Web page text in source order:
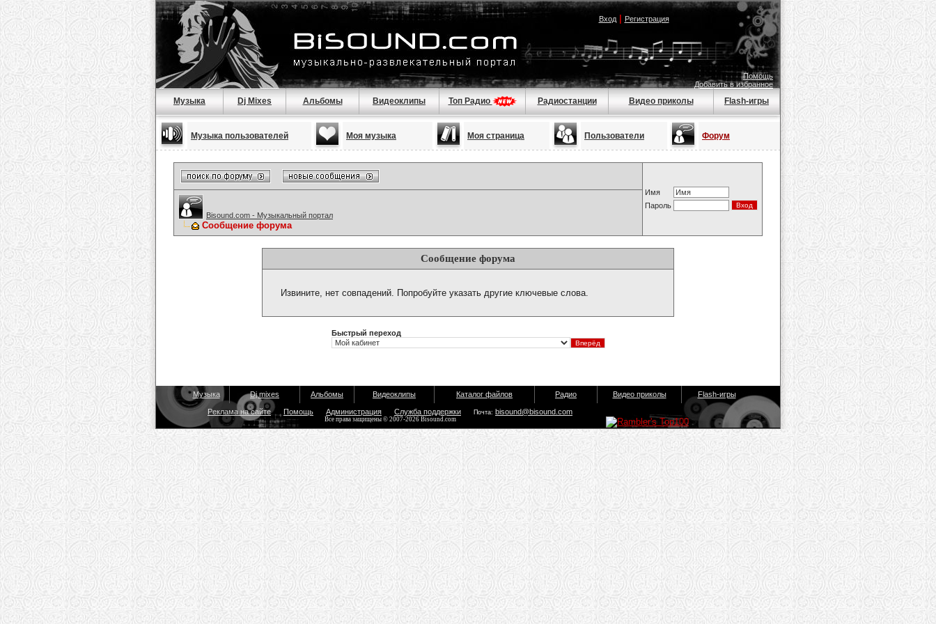
Вход| Регистрация
Помощь
Добавить в избранное
Музыка Dj Mixes Альбомы Видеоклипы Топ Радио Радиостанции Видео приколы Flash-игры
Музыка пользователей Моя музыка Моя страница Пользователи Форум
Имя
Пароль
Bisound.com - Музыкальный портал
Сообщение форума
Сообщение форума
Извините, нет совпадений. Попробуйте указать другие ключевые слова.
Быстрый переход
Музыка Dj mixes Альбомы Видеоклипы Каталог файлов Радио Видео приколы Flash-игры
Реклама на сайте Помощь Администрация Служба поддержки Почта: bisound@bisound.com
Все права защищены © 2007-2026 Bisound.com